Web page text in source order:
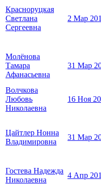
Красноруцкая
Светлана
Сергеевна
2 Мар
Молёнова
Тамара
Афанасьевна
31 Мар
Волчкова
Любовь
Николаевна
16 Ноя
Цайтлер Нонна
Владимировна
31 Мар
Гостева Надежда
Николаевна
4 Апр